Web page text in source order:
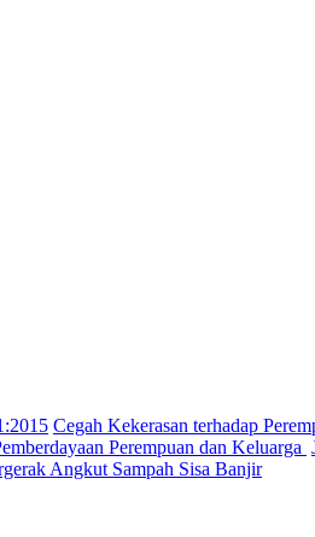
Cegah Kekerasan terhadap
Perempuan dan Keluarga
Angkut Sampah Sisa Banjir